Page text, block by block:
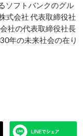
ソフトバンクのグル
式会社 代表取締役社
社の代表取締役社長
年の未来社会の在り